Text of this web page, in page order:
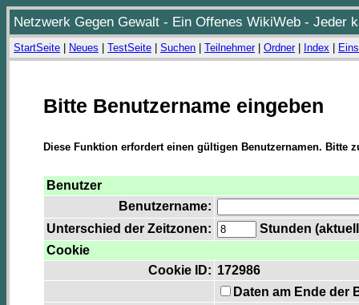
Netzwerk Gegen Gewalt - Ein Offenes WikiWeb - Jeder
StartSeite Neues TestSeite Suchen Teilnehmer| Ordner| Index
Bitte Benutzername eingeben
Diese Funktion erfordert einen gültigen Benutzernamen. Bitte
Benutzer
Benutzername:
Unterschied der Zeitzonen:
Stunden
Cookie
Cookie ID: 172986
Daten am Ende der